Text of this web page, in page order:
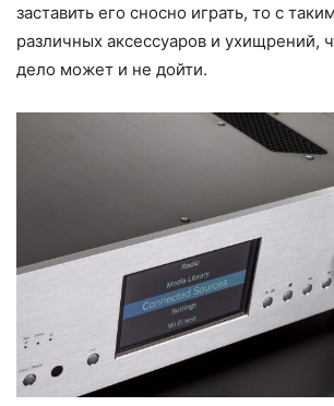
заставить его сносно играть, то с
различных аксессуаров и ухищрений,
дело может и не дойти.